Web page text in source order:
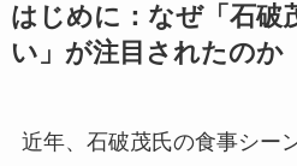
はじめに：なぜ「石破
い」が注目されたのか
近年、石破茂氏の食事シー